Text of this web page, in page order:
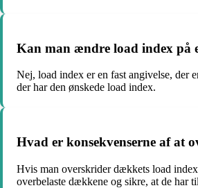
Kan man ændre load index på
Nej, load index er en fast angivelse,
der har den ønskede load index.
Hvad er konsekvenserne af at
Hvis man overskrider dækkets load
overbelaste dækkene og sikre, at de har